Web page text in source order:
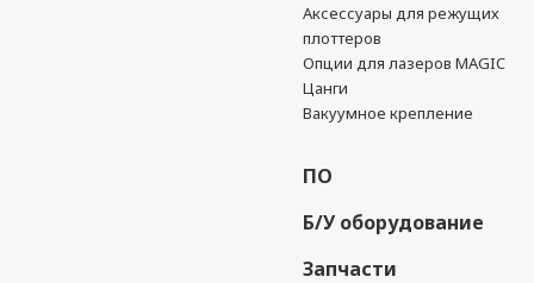
Аксессуары для режущих
плоттеров
Опции для лазеров MAGIC
Цанги
Вакуумное крепление
ПО
Б/У оборудование
Запчасти